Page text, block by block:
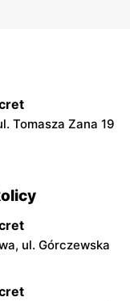
Tomasza Zana 19
ul. Górczewska